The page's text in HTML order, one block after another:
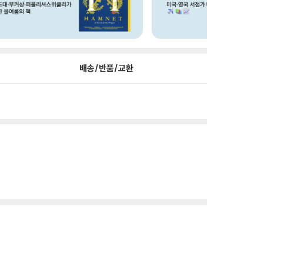
배송/반품/교환